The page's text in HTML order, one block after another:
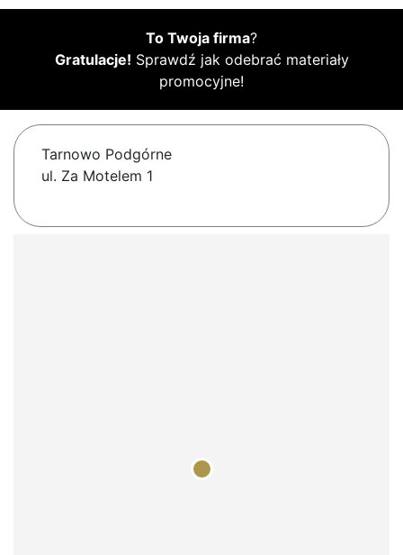
To Twoja firma?
Gratulacje! Sprawdź jak odebrać materiały
promocyjne!
Tarnowo Podgórne
ul. Za Motelem 1